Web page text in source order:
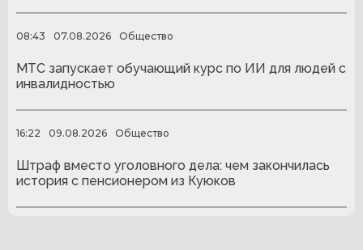
08:43 07.08.2026 Общество
МТС запускает обучающий курс по ИИ для людей с
инвалидностью
16:22 09.08.2026 Общество
Штраф вместо уголовного дела: чем закончилась
история с пенсионером из Куюков